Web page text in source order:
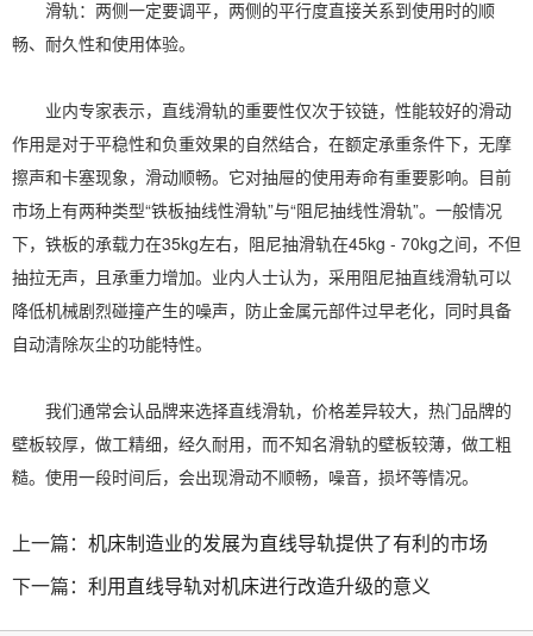
滑轨：两侧一定要调平，两侧的平行度直接关系到使用时的顺
畅、耐久性和使用体验。
业内专家表示，直线滑轨的重要性仅次于铰链，性能较好的滑动
作用是对于平稳性和负重效果的自然结合，在额定承重条件下，无摩
擦声和卡塞现象，滑动顺畅。它对抽屉的使用寿命有重要影响。目前
市场上有两种类型“铁板抽线性滑轨”与“阻尼抽线性滑轨”。一般情况
下，铁板的承载力在35kg左右，阻尼抽滑轨在45kg - 70kg之间，不但
抽拉无声，且承重力增加。业内人士认为，采用阻尼抽直线滑轨可以
降低机械剧烈碰撞产生的噪声，防止金属元部件过早老化，同时具备
自动清除灰尘的功能特性。
我们通常会认品牌来选择直线滑轨，价格差异较大，热门品牌的
壁板较厚，做工精细，经久耐用，而不知名滑轨的壁板较薄，做工粗
糙。使用一段时间后，会出现滑动不顺畅，噪音，损坏等情况。
上一篇： 机床制造业的发展为直线导轨提供了有利的市场
下一篇： 利用直线导轨对机床进行改造升级的意义